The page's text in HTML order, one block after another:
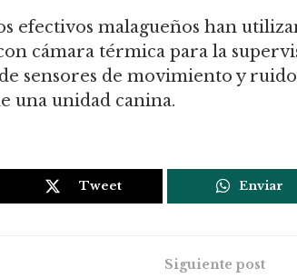
efectivos malagueños han
cámara térmica para la
sensores de movimiento y
una unidad canina.
Tweet Enviar
Siguiente post